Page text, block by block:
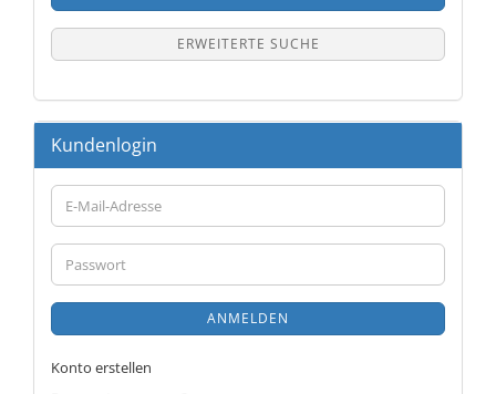
ERWEITERTE SUCHE
Kundenlogin
E-
Mail-
Adresse
Passwort
ANMELDEN
Konto erstellen